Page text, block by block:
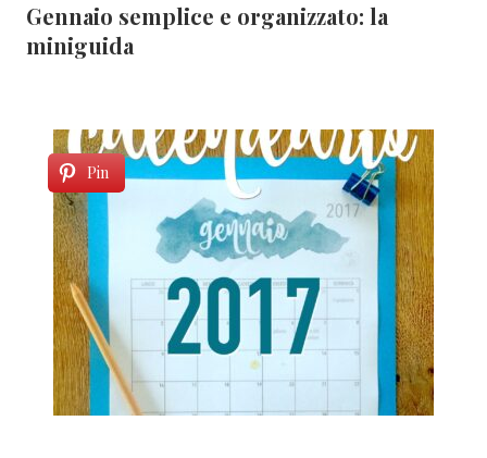
Gennaio semplice e organizzato: la
miniguida
Pin